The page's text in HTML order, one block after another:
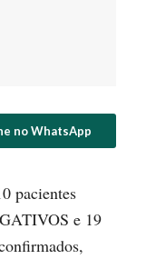
no WhatsApp
pacientes
e 19